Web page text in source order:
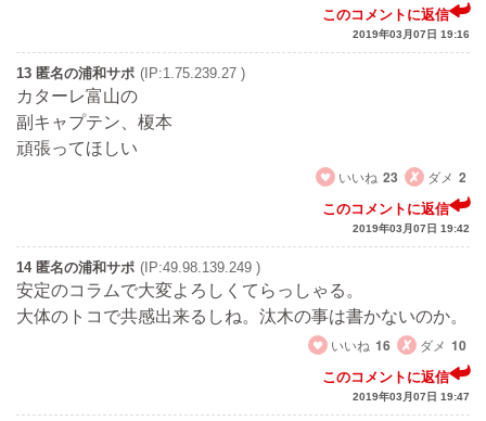
このコメントに返信
2019年03月07日 19:16
13 匿名の浦和サポ (IP:1.75.239.27 )
カターレ富山の
副キャプテン、榎本
頑張ってほしい
いいね 23 ダメ 2
このコメントに返信
2019年03月07日 19:42
14 匿名の浦和サポ (IP:49.98.139.249 )
安定のコラムで大変よろしくてらっしゃる。
大体のトコで共感出来るしね。汰木の事は書かないのか。
いいね 16 ダメ 10
このコメントに返信
2019年03月07日 19:47